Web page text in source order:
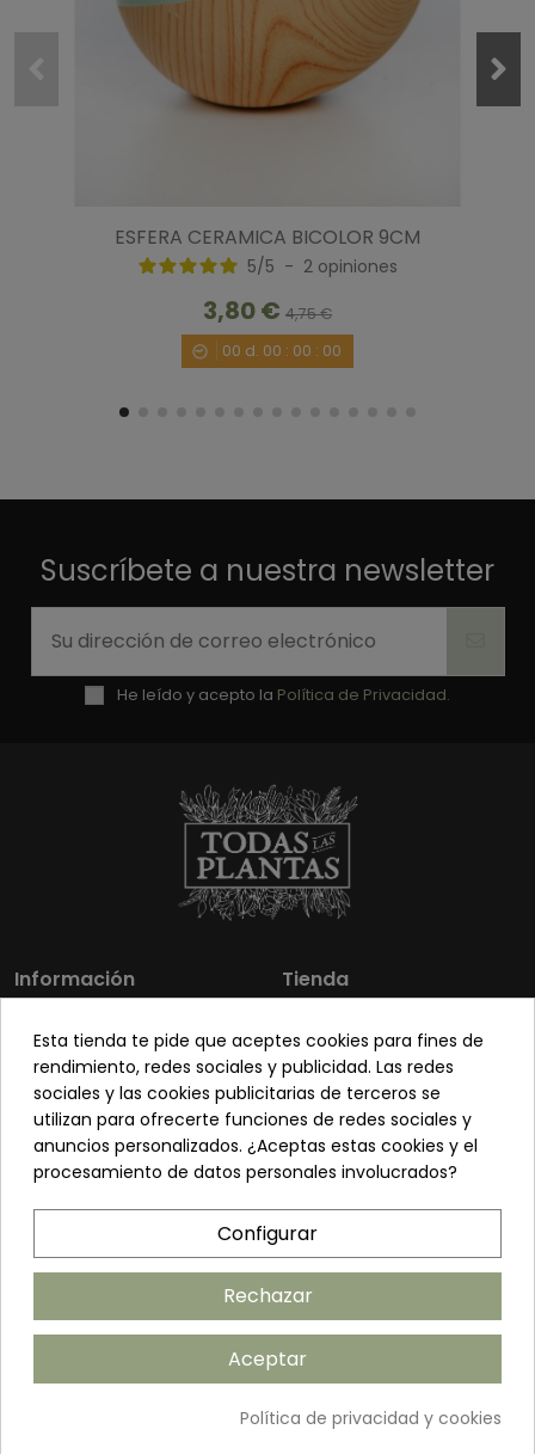
ESFERA CERAMICA BICOLOR 9CM
5/5 - 2 opiniones
3,80 € 4,75 €
00 d. 00 : 00 : 00
Suscríbete a nuestra newsletter
He leído y acepto la Política de Privacidad.
Información
Los más vendidos
Sobre nosotros
Pon tu planta guapa
Preguntas frecuentes
Tienda
Mi cuenta
Contacto
Envíos y Devoluciones
Venta a profesionales
Términos y condiciones
Política de cookies
Esta tienda te pide que aceptes cookies para fines de
rendimiento, redes sociales y publicidad. Las redes
sociales y las cookies publicitarias de terceros se
utilizan para ofrecerte funciones de redes sociales y
anuncios personalizados. ¿Aceptas estas cookies y el
procesamiento de datos personales involucrados?
Configurar
Rechazar
Aceptar
Política de privacidad y cookies